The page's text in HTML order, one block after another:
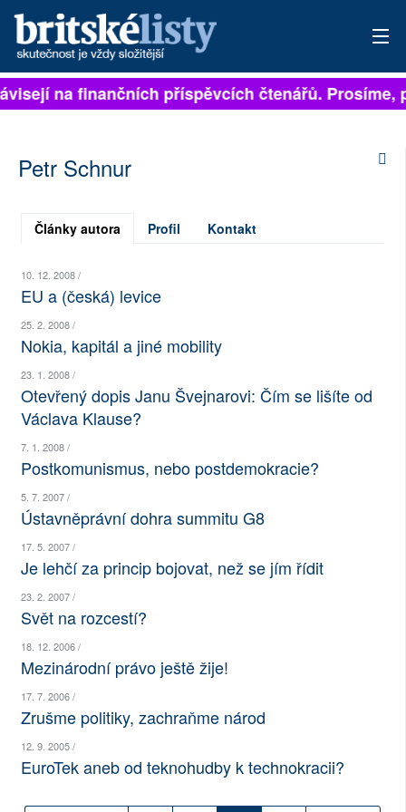
PŘIHLÁSIT
ARCHIV
ROZHOVORY
NEJČTENĚJŠÍ ZA 7 DNÍ
AUTOŘI
PŘÍSPĚVKY NA PROVOZ
SOCIÁLNÍ SÍTĚ
RUBRIKY
PLNÁ VERZE STRÁNEK
na finančních příspěvcích čtenářů. Prosíme,
Petr Schnur
Články autora Profil Kontakt
10. 12. 2008 /
EU a (česká) levice
25. 2. 2008 /
Nokia, kapitál a jiné mobility
23. 1. 2008 /
Otevřený dopis Janu Švejnarovi: Čím se lišíte od
Václava Klause?
7. 1. 2008 /
Postkomunismus, nebo postdemokracie?
5. 7. 2007 /
Ústavněprávní dohra summitu G8
17. 5. 2007 /
Je lehčí za princip bojovat, než se jím řídit
23. 2. 2007 /
Svět na rozcestí?
18. 12. 2006 /
Mezinárodní právo ještě žije!
17. 7. 2006 /
Zrušme politiky, zachraňme národ
12. 9. 2005 /
EuroTek aneb od teknohudby k technokracii?